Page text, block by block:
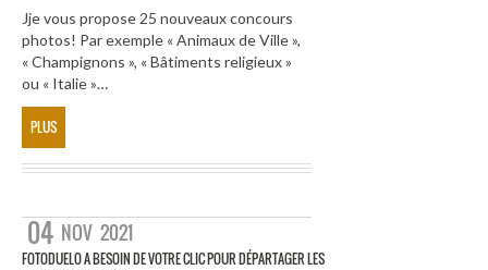
Jje vous propose 25 nouveaux concours
photos! Par exemple « Animaux de Ville »,
« Champignons », « Bâtiments religieux »
ou « Italie »…
PLUS
04 NOV 2021
FOTODUELO A BESOIN DE VOTRE CLIC POUR DÉPARTAGER LES